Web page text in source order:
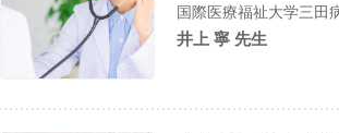
国際医療福祉大学三田
井上 寧 先生